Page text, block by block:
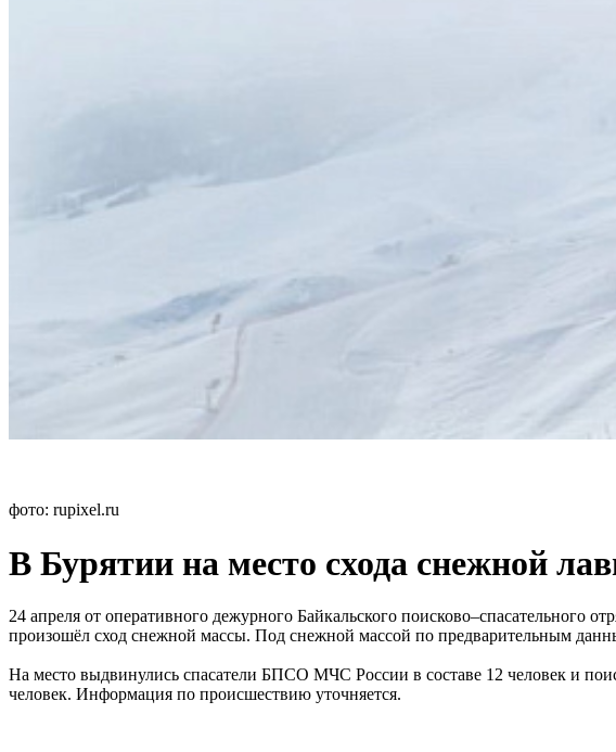
фото: rupixel.ru
В Бурятии на место схода снежной
24 апреля от оперативного дежурного Байкальского
произошёл сход снежной массы. Под снежной массой по предварительным
На место выдвинулись спасатели БПСО МЧС России в составе 12 человек и
человек. Информация по происшествию уточняется.